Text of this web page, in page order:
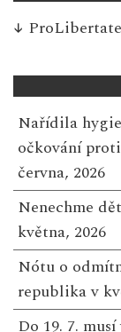
↓ ProLibertate
Nařídila
očkování
června, 2026
Nenechme
května, 2026
Nótu o
republika v
Do 19. 7.